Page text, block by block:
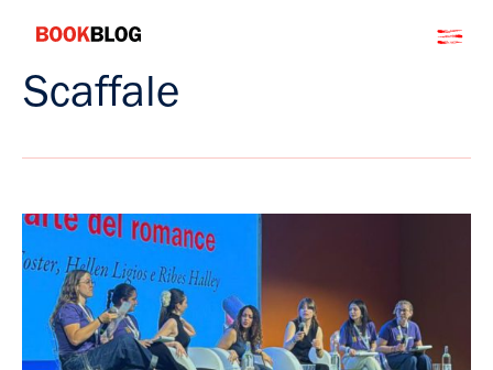
contenuto
Bookblog
Scaffale